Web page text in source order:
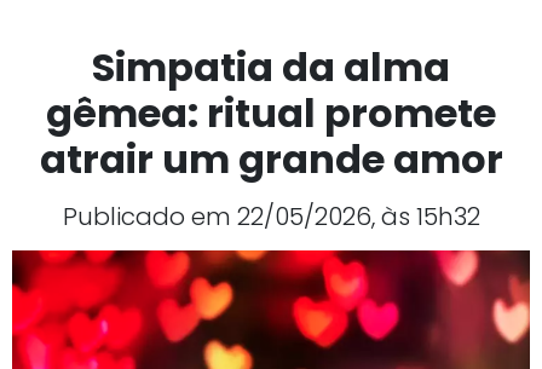
Simpatia da alma
gêmea: ritual promete
atrair um grande amor
Publicado em 22/05/2026, às 15h32